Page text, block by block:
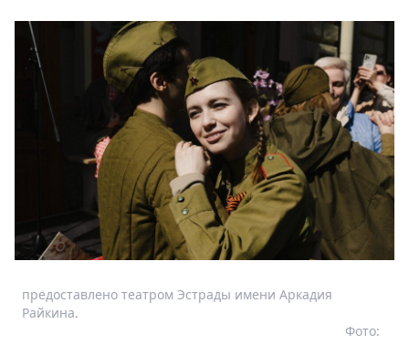
предоставлено театром Эстрады имени Аркадия
Райкина.
Фото: